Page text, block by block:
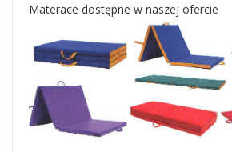
Materace dostępne w naszej ofercie